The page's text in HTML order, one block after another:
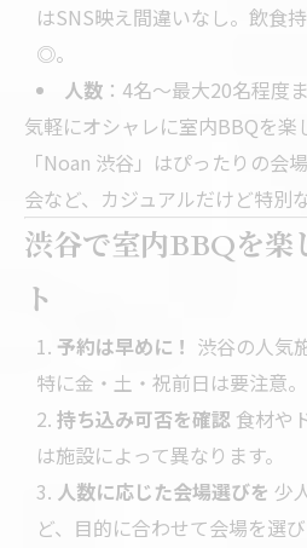
はSNS映え間違いなし。飲食
◎。
人数：4名〜最大20名程度
気軽にオシャレに室内BBQを楽
「Noan 渋谷」はぴったりの会
会など、カジュアルだけど特別
渋谷で室内BBQを楽
ト
予約は早めに！ 渋谷の人気
特に金・土・祝前日は要注意。
持ち込み可否を確認 食材や
は施設によって異なります。
人数に応じた会場選びを 少
ど、目的に合わせて会場を選び